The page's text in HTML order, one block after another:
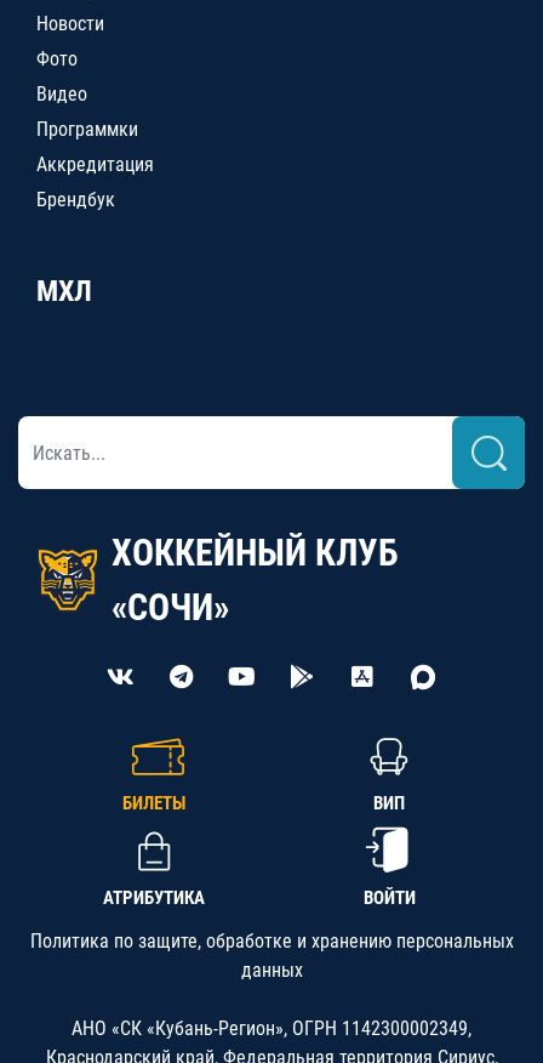
Новости
Фото
Видео
Программки
Аккредитация
Брендбук
МХЛ
ХОККЕЙНЫЙ КЛУБ
«СОЧИ»
БИЛЕТЫ ВИП
АТРИБУТИКА ВОЙТИ
Политика по защите, обработке и хранению персональных
данных
АНО «СК «Кубань-Регион», ОГРН 1142300002349,
Краснодарский край, Федеральная территория Сириус,